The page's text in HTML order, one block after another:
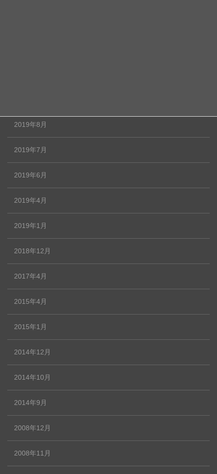
2019年8月
2019年7月
2019年6月
2019年4月
2019年1月
2018年12月
2017年4月
2015年4月
2015年1月
2014年12月
2014年10月
2014年9月
2008年12月
2008年11月